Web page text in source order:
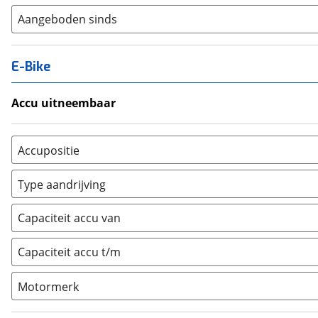
Aangeboden sinds
E-Bike
Accu uitneembaar
Nee, vast (0)
Accupositie
Bagagedrager (0)
Frame (0 )
Vloer (0
Achterbank (0)
Kofferbak (0)
Overig (0)
Type aandrijving
Achterwiel (0)
Trapas
Voorwiel
Capaciteit accu van
Capaciteit accu t/m
Motormerk
Bosch (0)